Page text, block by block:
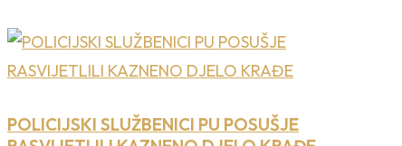
POLICIJSKI SLUŽBENICI PU POSUŠJE